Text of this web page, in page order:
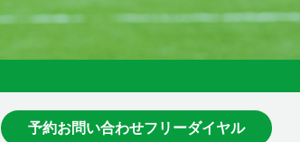
予約お問い合わせフリーダイヤル